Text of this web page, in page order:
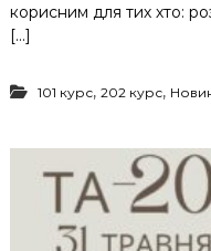
корисним для тих хто:
[…]
101 курс, 202 курс,